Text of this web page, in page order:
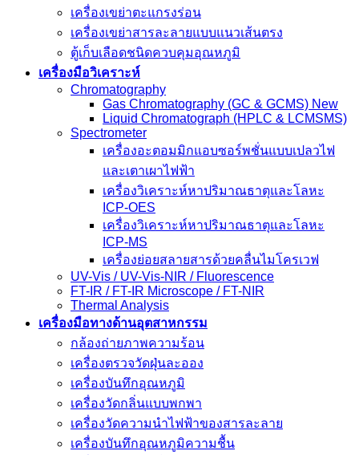
เครื่องเขย่าตะแกรงร่อน
เครื่องเขย่าสารละลายแบบแนวเส้นตรง
ตู้เก็บเลือดชนิดควบคุมอุณหภูมิ
เครื่องมือวิเคราะห์
Chromatography
Gas Chromatography (GC & GCMS) New
Liquid Chromatograph (HPLC & LCMSMS)
Spectrometer
เครื่องอะตอมมิกแอบซอร์พชั่นแบบเปลวไฟ
และเตาเผาไฟฟ้า
เครื่องวิเคราะห์หาปริมาณธาตุและโลหะ
ICP-OES
เครื่องวิเคราะห์หาปริมาณธาตุและโลหะ
ICP-MS
เครื่องย่อยสลายสารด้วยคลื่นไมโครเวฟ
UV-Vis / UV-Vis-NIR / Fluorescence
FT-IR / FT-IR Microscope / FT-NIR
Thermal Analysis
เครื่องมือทางด้านอุตสาหกรรม
กล้องถ่ายภาพความร้อน
เครื่องตรวจวัดฝุ่นละออง
เครื่องบันทึกอุณหภูมิ
เครื่องวัดกลิ่นแบบพกพา
เครื่องวัดความนําไฟฟ้าของสารละลาย
เครื่องบันทึกอุณหภูมิความชื้น